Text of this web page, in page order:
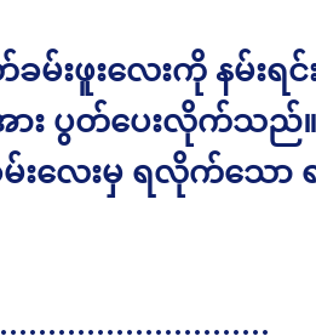
းဖူးလေးကို နမ်းရင်း
ား ပွတ်ပေးလိုက်သည်။
လေးမှ ရလိုက်သော